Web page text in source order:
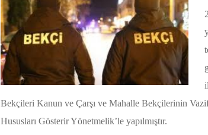
Bekçileri Kanun ve Çarşı ve Mahalle Bekçilerinin
Hususları Gösterir Yönetmelik’le yapılmıştır.